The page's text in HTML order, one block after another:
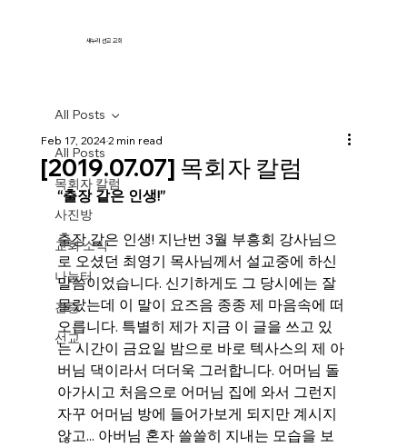
새누리 선교 교회
All Posts
목회자 칼럼
사진방
교회 소식
나눔터
간증
선교
All Posts
[2019.07.07] 목회자 칼럼
Feb 17, 20242 min read
“출장 같은 인생!”
출장 같은 인생! 지난번 3월 부흥회 강사님으
로 오셨던 최영기 목사님께서 설교중에 하신
말씀이었습니다. 신기하게도 그 당시에는 잘
몰랐는데 이 말이 요즈음 종종 제 마음속에 떠
오릅니다. 특별히 제가 지금 이 글을 쓰고 있
는 시간이 금요일 밤으로 바로 텍사스의 제 아
버님 댁이라서 더더욱 그러합니다. 어머님 돌
아가시고 처음으로 어머님 집에 와서 그런지
자꾸 어머님 방에 들어가보게 되지만 계시지
않고... 아버님 혼자 쓸쓸히 지내는 모습을 보